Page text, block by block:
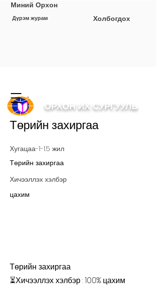
Дүрэм журам
Миний Орхон
Холбогдох
ОРХОН ИХ СУРГУУЛЬ
< Back
Төрийн захиргаа
Хугацаа-1-1.5 жил
Төрийн захиргаа
Хичээллэх хэлбэр
цахим
Төрийн захиргаа
⏳Хичээллэх хэлбэр : 100% цахим